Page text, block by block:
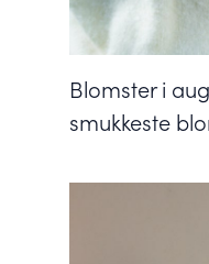
Blomster i
smukkeste